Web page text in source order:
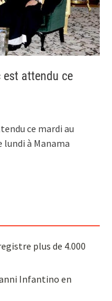
est attendu ce
ce mardi au
à Manama
plus de 4.000
Infantino en